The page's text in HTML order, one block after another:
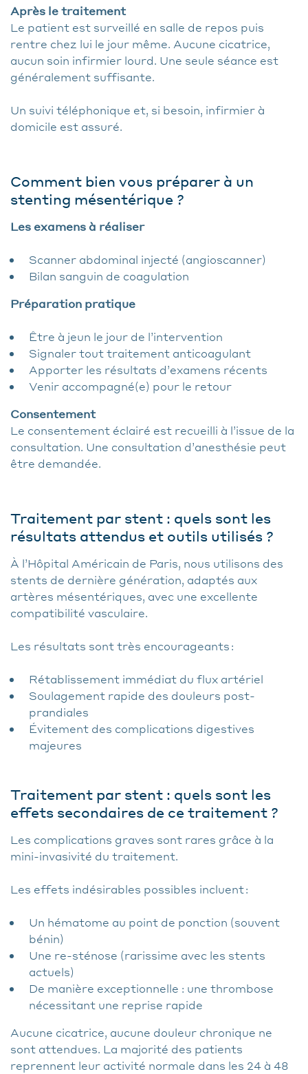
Après le traitement
Le patient est surveillé en salle de repos puis
rentre chez lui le jour même. Aucune cicatrice,
aucun soin infirmier lourd. Une seule séance est
généralement suffisante.
Un suivi téléphonique et, si besoin, infirmier à
domicile est assuré.
Comment bien vous préparer à un
stenting mésentérique ?
Les examens à réaliser
Scanner abdominal injecté (angioscanner)
Bilan sanguin de coagulation
Préparation pratique
Être à jeun le jour de l’intervention
Signaler tout traitement anticoagulant
Apporter les résultats d’examens récents
Venir accompagné(e) pour le retour
Consentement
Le consentement éclairé est recueilli à l’issue de la
consultation. Une consultation d’anesthésie peut
être demandée.
Traitement par stent : quels sont les
résultats attendus et outils utilisés ?
À l’Hôpital Américain de Paris, nous utilisons des
stents de dernière génération, adaptés aux
artères mésentériques, avec une excellente
compatibilité vasculaire.
Les résultats sont très encourageants :
Rétablissement immédiat du flux artériel
Soulagement rapide des douleurs post-
prandiales
Évitement des complications digestives
majeures
Traitement par stent : quels sont les
effets secondaires de ce traitement ?
Les complications graves sont rares grâce à la
mini-invasivité du traitement.
Les effets indésirables possibles incluent :
Un hématome au point de ponction (souvent
bénin)
Une re-sténose (rarissime avec les stents
actuels)
De manière exceptionnelle : une thrombose
nécessitant une reprise rapide
Aucune cicatrice, aucune douleur chronique ne
sont attendues. La majorité des patients
reprennent leur activité normale dans les 24 à 48